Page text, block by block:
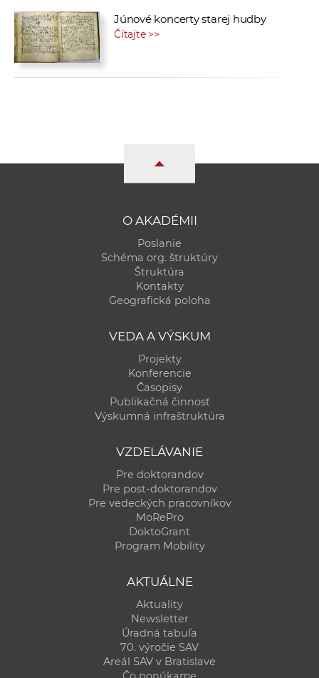
Júnové koncerty starej hudby
Čítajte >>
O AKADÉMII
Poslanie
Schéma org. štruktúry
Štruktúra
Kontakty
Geografická poloha
VEDA A VÝSKUM
Projekty
Konferencie
Časopisy
Publikačná činnosť
Výskumná infraštruktúra
VZDELÁVANIE
Pre doktorandov
Pre post-doktorandov
Pre vedeckých pracovníkov
MoRePro
DoktoGrant
Program Mobility
AKTUÁLNE
Aktuality
Newsletter
Úradná tabuľa
70. výročie SAV
Areál SAV v Bratislave